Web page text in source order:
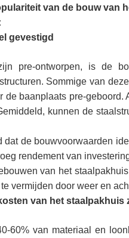
van de bouw van
gevestigd
pre-ontworpen, is de
Sommige van
de baanplaats pre-
kunnen de
dat de bouwvoorwaarden
rendement van
van het
vermijden door weer en
van het staalpakhuis
60% van materiaal en